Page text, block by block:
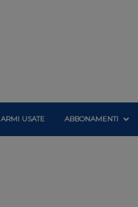
ARMI USATE ABBONAMENTI